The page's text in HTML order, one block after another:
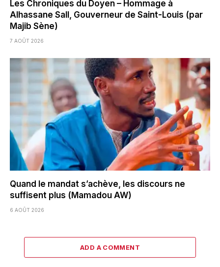
Les Chroniques du Doyen – Hommage à
Alhassane Sall, Gouverneur de Saint-Louis (par
Majib Sène)
7 AOÛT 2026
Quand le mandat s’achève, les discours ne
suffisent plus (Mamadou AW)
6 AOÛT 2026
ADD A COMMENT